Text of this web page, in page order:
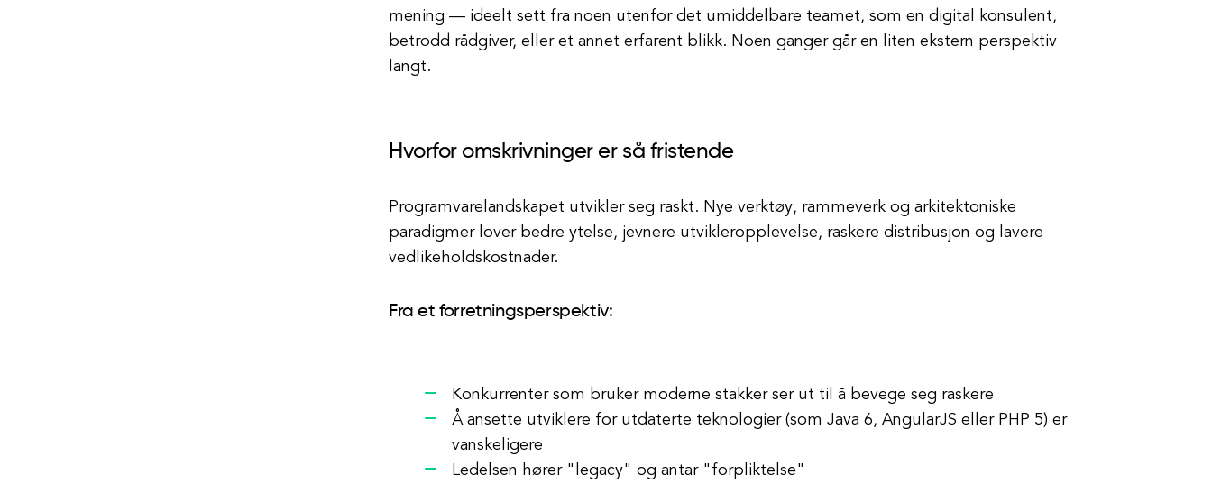
mening — ideelt sett fra noen utenfor det umiddelbare teamet, som en digital konsulent,
betrodd rådgiver, eller et annet erfarent blikk. Noen ganger går en liten ekstern perspektiv
langt.
Hvorfor omskrivninger er så fristende
Programvarelandskapet utvikler seg raskt. Nye verktøy, rammeverk og arkitektoniske
paradigmer lover bedre ytelse, jevnere utvikleropplevelse, raskere distribusjon og lavere
vedlikeholdskostnader.
Fra et forretningsperspektiv:
Konkurrenter som bruker moderne stakker ser ut til å bevege seg raskere
Å ansette utviklere for utdaterte teknologier (som Java 6, AngularJS eller PHP 5) er
vanskeligere
Ledelsen hører "legacy" og antar "forpliktelse"